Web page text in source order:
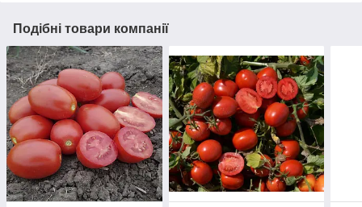
Подібні товари компанії